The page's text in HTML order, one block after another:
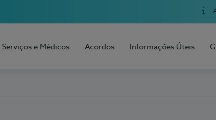
Serviços e Médicos Acordos Informações Úteis